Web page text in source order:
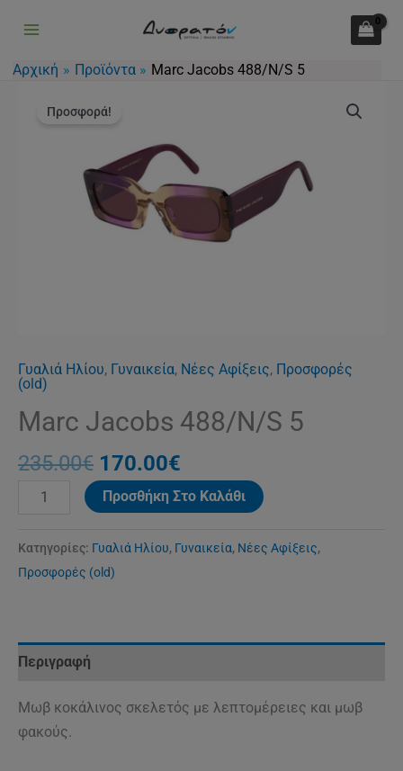
περιεχόμενο
Αρχική Προϊόντα Marc Jacobs 488/N/S 5
Προσφορά!
Γυαλιά Ηλίου, Γυναικεία, Νέες Αφίξεις, Προσφορές
(old)
Marc Jacobs 488/N/S 5
235.00€
price
235.00€.
170.00€
είναι:
170.00€.
Jacobs
Προσθήκη Στο Καλάθι
Κατηγορίες: Γυαλιά Ηλίου, Γυναικεία, Νέες Αφίξεις,
Προσφορές (old)
Περιγραφή
Μωβ κοκάλινος σκελετός με λεπτομέρειες και μωβ
φακούς.
5